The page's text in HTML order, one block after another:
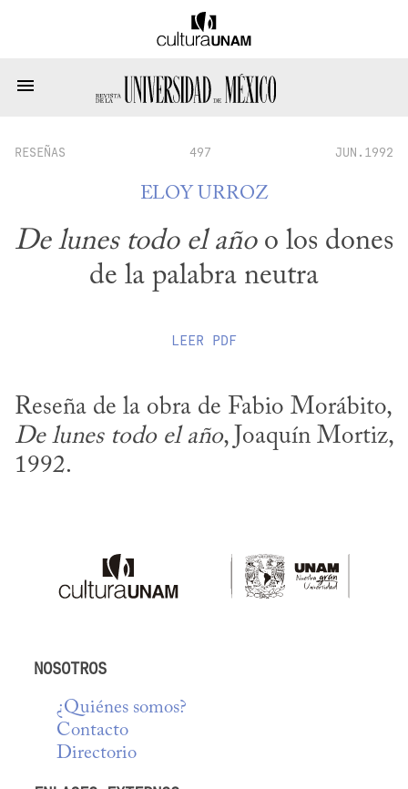
RESEÑAS 497 JUN.1992
ELOY URROZ
De lunes todo el añoo los dones
de la palabra neutra
LEER PDF
Reseña de la obra de Fabio Morábito,
De lunes todo el año, Joaquín Mortiz,
1992.
NOSOTROS
¿Quiénes somos?
Contacto
Directorio